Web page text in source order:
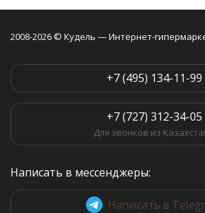
2008-2026 © Кудель — Интернет-
+7 (495) 134-11-99
+7 (727) 312-34-05
Для звонков из
Написать в мессенджеры:
Написать в